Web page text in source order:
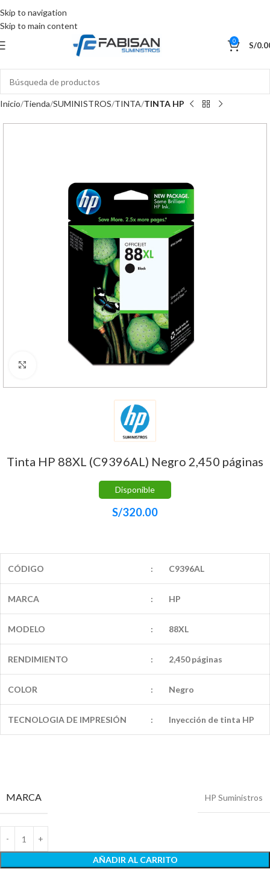
Skip to navigation
Skip to main content
0 S/
Inicio Tienda SUMINISTROS TINTA TINTA HP
Haga Click para agrandar
Tinta HP 88XL (C9396AL) Negro 2,450 páginas
Disponible
S/320.00
CÓDIGO : C9396AL
MARCA : HP
MODELO : 88XL
RENDIMIENTO : 2,450 páginas
COLOR : Negro
TECNOLOGIA DE IMPRESIÓN : Inyección de tinta HP
MARCA HP Suministros
AÑADIR AL CARRITO